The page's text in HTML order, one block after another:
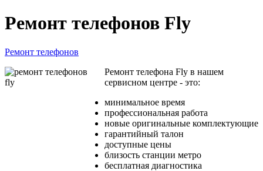
Ремонт телефонов Fly
Ремонт телефонов
Ремонт телефона Fly в нашем
сервисном центре - это:
минимальное время
профессиональная работа
новые оригинальные комплектующие
гарантийный талон
доступные цены
близость станции метро
бесплатная диагностика